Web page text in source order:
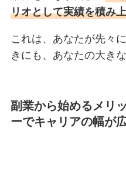
リオとして実績を積み
これは、あなたが先々
きにも、あなたの大き
副業から始めるメリ
ーでキャリアの幅が